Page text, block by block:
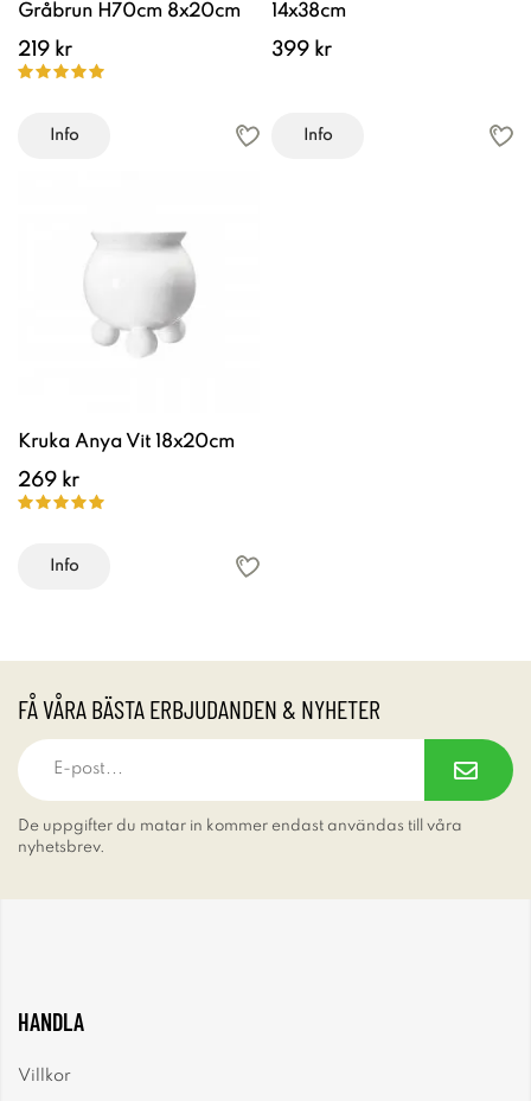
Gråbrun H70cm 8x20cm
219 kr
Info
14x38cm
399 kr
Info
Kruka Anya Vit 18x20cm
269 kr
Info
FÅ VÅRA BÄSTA ERBJUDANDEN & NYHETER
De uppgifter du matar in kommer endast användas till våra
nyhetsbrev.
HANDLA
Villkor